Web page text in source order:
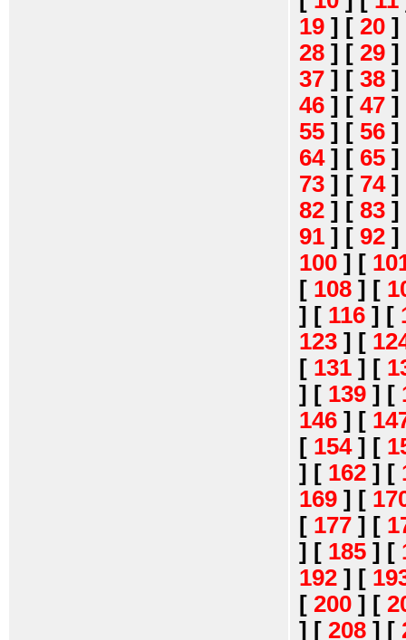
19 ] [ 20 ]
28 ] [ 29 ]
37 ] [ 38 ]
46 ] [ 47 ]
55 ] [ 56 ]
64] [ 65 ]
73 ] [ 74]
82 ] [ 83 ]
91 ] [ 92 ]
100 ] [
[ 108 ] [
] [ 116 ] [
123 ] [
[ 131 ] [
] [ 139 ] [
146 ] [
[ 154] [
] [ 162 ] [
169 ] [
[ 177 ] [
] [ 185 ] [
192 ] [
[ 200 ] [
] [ 208 ] [